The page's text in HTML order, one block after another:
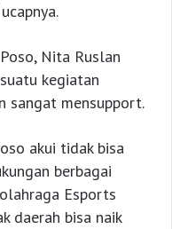
Nita Ruslan
kegiatan
sangat mensupport.
akui tidak bisa
berbagai
Esports
daerah bisa naik